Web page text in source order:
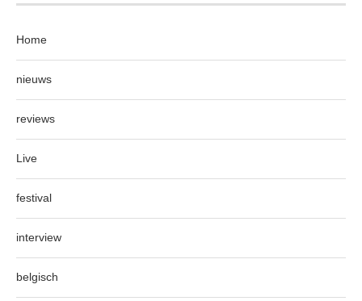
Home
nieuws
reviews
Live
festival
interview
belgisch